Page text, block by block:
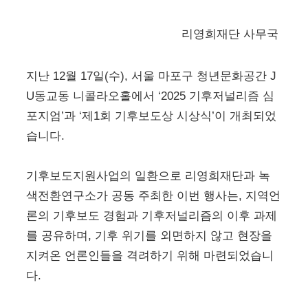
리영희재단 사무국
지난 12월 17일(수), 서울 마포구 청년문화공간 J
U동교동 니콜라오홀에서 ‘2025 기후저널리즘 심
포지엄’과 ‘제1회 기후보도상 시상식’이 개최되었
습니다.
기후보도지원사업의 일환으로 리영희재단과 녹
색전환연구소가 공동 주최한 이번 행사는, 지역언
론의 기후보도 경험과 기후저널리즘의 이후 과제
를 공유하며, 기후 위기를 외면하지 않고 현장을
지켜온 언론인들을 격려하기 위해 마련되었습니
다.